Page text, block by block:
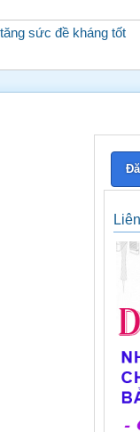
sức đề kháng tốt